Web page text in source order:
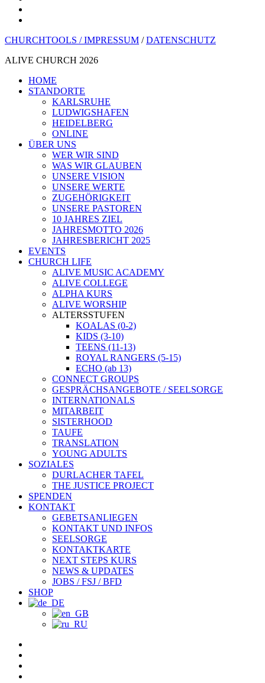
CHURCHTOOLS /IMPRESSUM /DATENSCHUTZ
ALIVE CHURCH 2026
Menü
schließen
HOME
STANDORTE
KARLSRUHE
LUDWIGSHAFEN
HEIDELBERG
ONLINE
ÜBER UNS
WER WIR SIND
WAS WIR GLAUBEN
UNSERE VISION
UNSERE WERTE
ZUGEHÖRIGKEIT
UNSERE PASTOREN
10 JAHRES ZIEL
JAHRESMOTTO 2026
JAHRESBERICHT 2025
EVENTS
CHURCH LIFE
ALIVE MUSIC ACADEMY
ALIVE COLLEGE
ALPHA KURS
ALIVE WORSHIP
ALTERSSTUFEN
KOALAS (0-2)
KIDS (3-10)
TEENS (11-13)
ROYAL RANGERS (5-15)
ECHO (ab 13)
CONNECT GROUPS
GESPRÄCHSANGEBOTE / SEELSORGE
INTERNATIONALS
MITARBEIT
SISTERHOOD
TAUFE
TRANSLATION
YOUNG ADULTS
SOZIALES
DURLACHER TAFEL
THE JUSTICE PROJECT
SPENDEN
KONTAKT
GEBETSANLIEGEN
KONTAKT UND INFOS
SEELSORGE
KONTAKTKARTE
NEXT STEPS KURS
NEWS & UPDATES
JOBS / FSJ / BFD
SHOP